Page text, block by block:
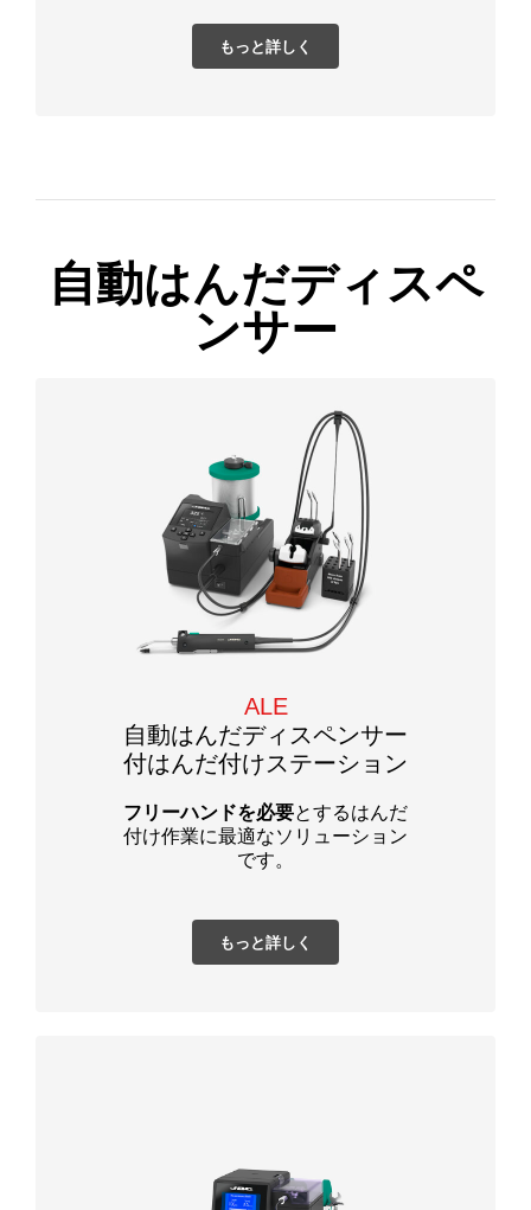
もっと詳しく
自動はんだディスペ
ンサー
ALE
自動はんだディスペンサー
付はんだ付けステーション
フリーハンドを必要とするはんだ
付け作業に最適なソリューション
です。
もっと詳しく